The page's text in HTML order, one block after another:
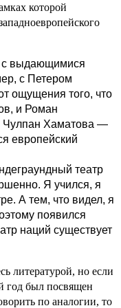
которой
с выдающимися
с Петером
ощущения того, что
и Роман
Чулпан Хаматова —
европейский
театр
Я учился, я
А тем, что видел, я
появился
наций существует
литературой, но если
год был посвящен
по аналогии, то